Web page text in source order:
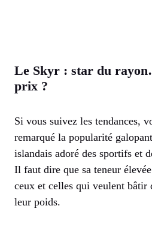
Le Skyr : star du
prix ?
Si vous suivez les tendances,
remarqué la popularité
islandais adoré des sportifs et
Il faut dire que sa teneur
ceux et celles qui veulent bâtir
leur poids.